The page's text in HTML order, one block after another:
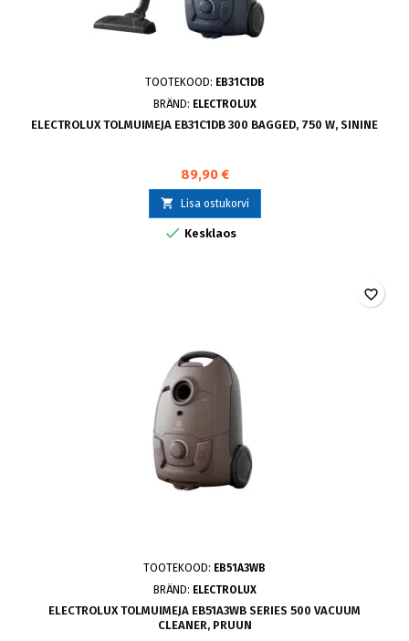
TOOTEKOOD: EB31C1DB
BRÄND: ELECTROLUX
ELECTROLUX TOLMUIMEJA EB31C1DB 300 BAGGED, 750 W, SININE
89,90 €
 Lisa ostukorvi
 Kesklaos
TOOTEKOOD: EB51A3WB
BRÄND: ELECTROLUX
ELECTROLUX TOLMUIMEJA EB51A3WB SERIES 500 VACUUM
CLEANER, PRUUN
favorite_border